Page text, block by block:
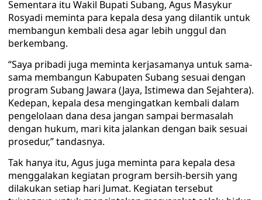
Sementara itu Wakil Bupati Subang, Agus Masykur
Rosyadi meminta para kepala desa yang dilantik untuk
membangun kembali desa agar lebih unggul dan
berkembang.
“Saya pribadi juga meminta kerjasamanya untuk sama-
sama membangun Kabupaten Subang sesuai dengan
program Subang Jawara (Jaya, Istimewa dan Sejahtera).
Kedepan, kepala desa mengingatkan kembali dalam
pengelolaan dana desa jangan sampai bermasalah
dengan hukum, mari kita jalankan dengan baik sesuai
prosedur,” tandasnya.
Tak hanya itu, Agus juga meminta para kepala desa
menggalakan kegiatan program bersih-bersih yang
dilakukan setiap hari Jumat. Kegiatan tersebut